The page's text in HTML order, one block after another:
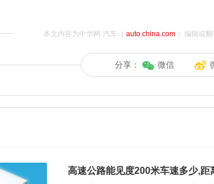
本文内容为中华网·汽车（ auto.china.com）编辑或翻
分享： 微信
高速公路能见度200米车速多少,距